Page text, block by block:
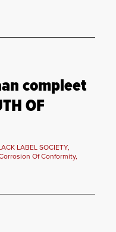
compleet
OF
LABEL SOCIETY,
Of Conformity,